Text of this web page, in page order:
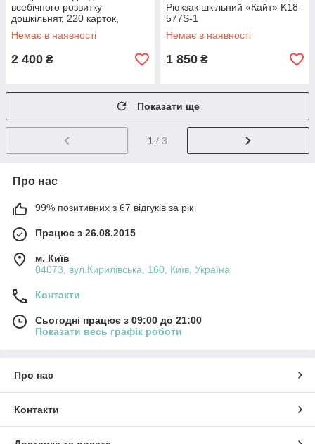
всебічного розвитку
дошкільнят, 220 карток,
маркер, FastAR kids,
українська мова, уп
Немає в наявності
2 400 ₴
Рюкзак шкільний «Кайт» K18-
577S-1
Немає в наявності
1 850 ₴
Показати ще
1 / 3
Про нас
99% позитивних з 67 відгуків за рік
Працює з 26.08.2015
м. Київ
04073, вул.Кирилівська, 160, Київ, Україна
Контакти
Сьогодні працює з 09:00 до 21:00
Показати весь графік роботи
Про нас
Контакти